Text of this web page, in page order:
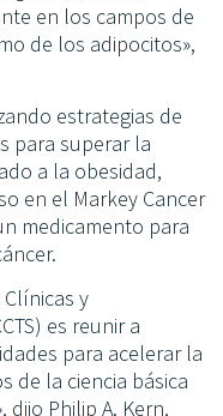
en los campos de
de los adipocitos»,
estrategias de
para superar la
a la obesidad,
en el Markey Cancer
medicamento para
y
es reunir a
para acelerar la
de la ciencia básica
Philip A. Kern,